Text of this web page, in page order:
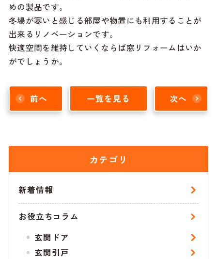
めの製品です。
冬場が寒いと感じる部屋や物置にも利用することが
出来るリノベーションです。
快適空間を維持していくならば窓リフォームはいか
がでしょうか。
前へ 一覧を見る 次へ
カテゴリ
新着情報
お役立ちコラム
玄関ドア
玄関引戸